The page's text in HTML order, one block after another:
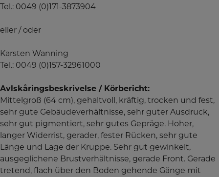
Tel.: 0049 (0)171-3873904
eller / oder
Karsten Wanning
Tel.: 0049 (0)157-32961000
Avlskåringsbeskrivelse / Körbericht:
Mittelgroß (64 cm), gehaltvoll, kräftig, trocken und fest,
sehr gute Gebäudeverhältnisse, sehr guter Ausdruck,
sehr gut pigmentiert, sehr gutes Gepräge. Hoher,
langer Widerrist, gerader, fester Rücken, sehr gute
Länge und Lage der Kruppe. Sehr gut gewinkelt,
ausgeglichene Brustverhältnisse, gerade Front. Gerade
tretend, flach über den Boden gehende Gänge mit